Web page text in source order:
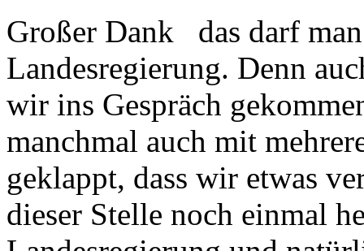
Großer Dank das darf
Landesregierung. Denn
wir ins Gespräch
manchmal auch mit
geklappt, dass wir etwas
dieser Stelle noch einmal